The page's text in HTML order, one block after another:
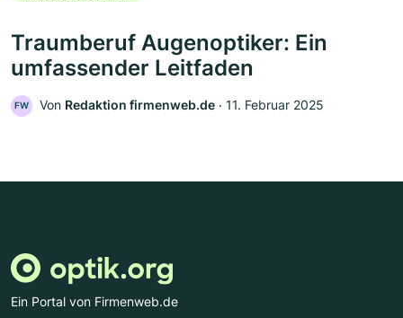
Traumberuf Augenoptiker: Ein
umfassender Leitfaden
FW Von Redaktion firmenweb.de ‧ 11. Februar 2025
Ein Portal von Firmenweb.de